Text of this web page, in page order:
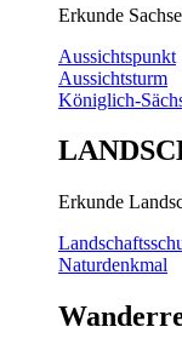
Erkunde
Aussichtspunkt
Aussichtsturm
Königlich-
Erkunde
Naturdenkmal